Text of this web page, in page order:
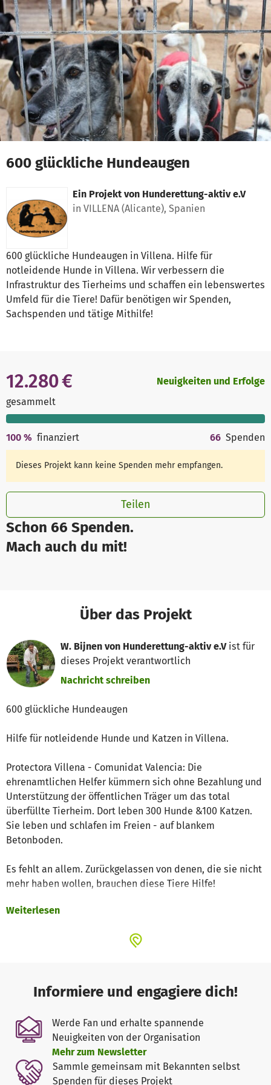
Zum Hauptinhalt springen
Erklärung zur Barrierefreiheit anzeigen
600 glückliche Hundeaugen
Ein Projekt von Hunderettung-aktiv e.V
in VILLENA (Alicante), Spanien
600 glückliche Hundeaugen in Villena. Hilfe für
notleidende Hunde in Villena. Wir verbessern die
Infrastruktur des Tierheims und schaffen ein lebenswertes
Umfeld für die Tiere! Dafür benötigen wir Spenden,
Sachspenden und tätige Mithilfe!
Schon 66 Spenden.
Mach auch du mit!
12.280 €
gesammelt
Neuigkeiten und Erfolge
100 % finanziert 66 Spenden
Dieses Projekt kann keine Spenden mehr empfangen.
Teilen
Über das Projekt
W. Bijnen von Hunderettung-aktiv e.Vist für
dieses Projekt verantwortlich
Nachricht schreiben
600 glückliche Hundeaugen
Hilfe für notleidende Hunde und Katzen in Villena.
Protectora Villena - Comunidat Valencia: Die
ehrenamtlichen Helfer kümmern sich ohne Bezahlung und
Unterstützung der öffentlichen Träger um das total
überfüllte Tierheim. Dort leben 300 Hunde &100 Katzen.
Sie leben und schlafen im Freien - auf blankem
Betonboden.
Es fehlt an allem. Zurückgelassen von denen, die sie nicht
mehr haben wollen, brauchen diese Tiere Hilfe!
Ich selbst habe seit einem Jahr eine glückliche Fellnase
Mischling Freddy sagen wollen: "Herrchen, hilf meinen
Also baute ich im November 2012 gemeinsam mit meiner
Mitarbeiterin Marina Rücker und Helfern in Villena und
Deutschland innerhalb von vier Tagen fast HUndertfünfzig
HundeHÜtten. Die Aktion HUHUHÜ war geboren.
Außerdem wurden Futter, Medikamente & Hilfsgüter nach
Villena gebracht.
Weiterlesen
Informiere und engagiere dich!
Werde Fan und erhalte spannende
Neuigkeiten von der Organisation
Mehr zum Newsletter
Sammle gemeinsam mit Bekannten selbst
Spenden für dieses Projekt